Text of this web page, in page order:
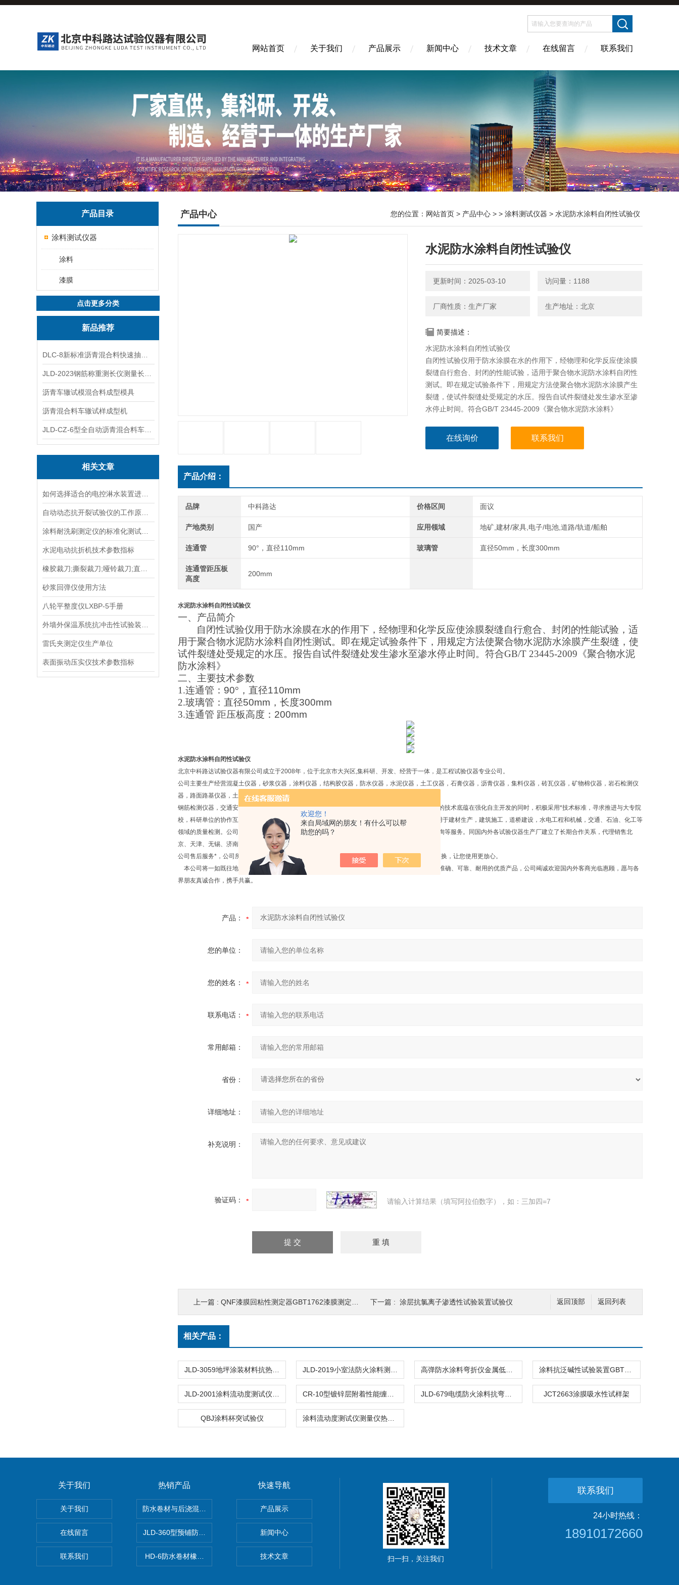
欢迎您！
来自局域网的朋友！有什么可以帮
助您的吗？
网站首页 关于我们 产品展示 新闻中心 技术文章 在线留言 联系我们
产品目录
涂料测试仪器
涂料
漆膜
点击更多分类
新品推荐
沥青车辙试模混合料成型模具
沥青混合料车辙试样成型机
相关文章
水泥电动抗折机技术参数指标
砂浆回弹仪使用方法
八轮平整度仪LXBP-5手册
雷氏夹测定仪生产单位
表面振动压实仪技术参数指标
产品中心 您的位置： 网站首页 > 产品中心 > > 涂料测试仪器 > 水泥防水涂料自闭性试验仪
水泥防水涂料自闭性试验仪
更新时间：2025-03-10 访问量：1188
厂商性质：生产厂家 生产地址：北京
简要描述：
水泥防水涂料自闭性试验仪
自闭性试验仪用于防水涂膜在水的作用下，经物理和化学反应使涂膜
裂缝自行愈合、封闭的性能试验，适用于聚合物水泥防水涂料自闭性
测试。即在规定试验条件下，用规定方法使聚合物水泥防水涂膜产生
裂缝，使试件裂缝处受规定的水压。报告自试件裂缝处发生渗水至渗
水停止时间。符合GB/T 23445-2009《聚合物水泥防水涂料》
在线询价 联系我们
产品介绍：
品牌 中科路达 价格区间 面议
产地类别 国产 应用领域 地矿,建材/家具,电子/电池,道路/轨道/船舶
连通管 90°，直径110mm 玻璃管 直径50mm，长度300mm
连通管距压板
高度
200mm
水泥防水涂料自闭性试验仪
一、产品简介
自闭性试验仪用于防水涂膜在水的作用下，经物理和化学反应使涂膜裂缝自行愈合、封闭的性能试验，适
用于聚合物水泥防水涂料自闭性测试。即在规定试验条件下，用规定方法使聚合物水泥防水涂膜产生裂缝，使
试件裂缝处受规定的水压。报告自试件裂缝处发生渗水至渗水停止时间。符合GB/T 23445-2009 《聚合物水泥
防水涂料》
二、主要技术参数
1.连通管： 90°，直径110mm
2.玻璃管：直径50mm ，长度300mm
3.连通管 距压板高度： 200mm
水泥防水涂料自闭性试验仪
北京中科路达试验仪器有限公司成立于2008年，位于北京市大兴区,集科研、开发、经营于一体，是工程试验仪器专业公司。
公司主要生产经营混凝土仪器，砂浆仪器，涂料仪器，结构胶仪器，防水仪器，水泥仪器，土工仪器，石膏仪器，沥青仪器，集料仪器，砖瓦仪器，矿物棉仪器，岩石检测仪
器，路面路基仪器，土工布仪器，压力机，
钢筋检测仪器，交通安全仪器，管材检测仪器，电线电缆仪器，橡胶仪器等上千种产品。在以雄厚的技术底蕴在强化自主开发的同时，积极采用*技术标准，寻求推进与大专院
校，科研单位的协作互补，以实现新产品开发的高起点，产品不断*，不断更新。 公司产品已广泛用于建材生产，建筑施工，道桥建设，水电工程和机械，交通、石油、化工等
领域的质量检测。公司承接各种新建试验室的总体规划设计，仪器设备成套供应安装调试，技术咨询等服务。同国内外各试验仪器生产厂建立了长期合作关系，代理销售北
京、天津、无锡、济南等厂家的仪器设备，严把质量关，价格更优惠。
公司售后服务*，公司所售产品质保一年，大件产品均提供免费上门服务，小件产品通过快递维修更换，让您使用更放心。
本公司将一如既往地坚持“诚信经营、服务至上"的经营宗旨，以*的技术，优质的服务为用户提供准确、可靠、耐用的优质产品，公司竭诚欢迎国内外客商光临惠顾，愿与各
界朋友真诚合作，携手共赢。
产品：
您的单位：
您的姓名：
联系电话：
常用邮箱：
省份：
详细地址：
补充说明：
验证码： 请输入计算结果（填写阿拉伯数字），如：三加四=7
返回列表
返回顶部
上一篇 : QNF漆膜回粘性测定器GBT1762漆膜测定法涂料 下一篇 : 涂层抗氯离子渗透性试验装置试验仪
相关产品：
JCT2663涂膜吸水性试样架
QBJ涂料杯突试验仪
关于我们
关于我们
在线留言
联系我们
热销产品
防水卷材与后浇混凝土剥离强度试验夹具
JLD-360型预铺防水卷材抗冲击性能试验仪
HD-6防水卷材橡胶测厚仪
快速导航
产品展示
新闻中心
技术文章 扫一扫，关注我们
联系我们
24小时热线：
18910172660